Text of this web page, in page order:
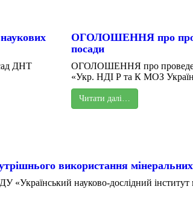
ДНТ
ОГОЛОШЕННЯ про
посади
ОГОЛОШЕННЯ про
«Укр. НДІ Р та К МОЗ
Читати далі…
використання
науково-дослідний інститут